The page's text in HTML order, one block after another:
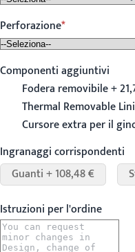
Perforazione
Componenti aggiuntivi
Fodera removibile +
Thermal Removable
Cursore extra per il
Ingranaggi corrispondenti
Guanti + 108,48 €
Istruzioni per l'ordine